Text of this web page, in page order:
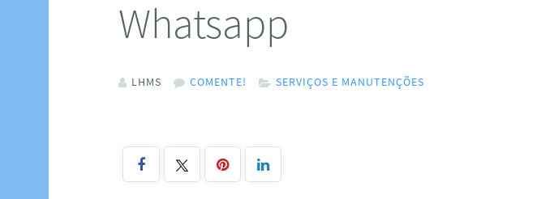
Whatsapp
LHMS COMENTE! SERVIÇOS E MANUTENÇÕES